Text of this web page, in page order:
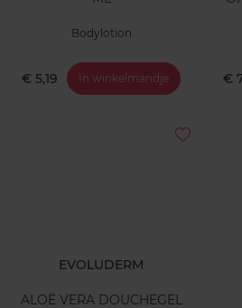
Bodylotion
€ 5,19 In winkelmandje €
EVOLUDERM
ALOË VERA DOUCHEGEL